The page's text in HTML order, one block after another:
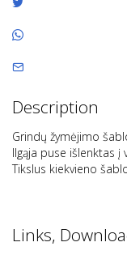
Description
Grindų žymėjimo
Ilgąja puse išlenktas
Tikslus kiekvieno
Links,